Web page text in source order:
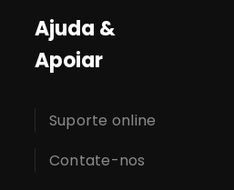
Ajuda &
Apoiar
Suporte online
Contate-nos